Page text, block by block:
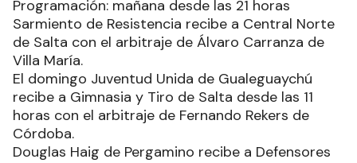
Programación: mañana desde las 21 horas
Sarmiento de Resistencia recibe a Central Norte
de Salta con el arbitraje de Álvaro Carranza de
Villa María.
El domingo Juventud Unida de Gualeguaychú
recibe a Gimnasia y Tiro de Salta desde las 11
horas con el arbitraje de Fernando Rekers de
Córdoba.
Douglas Haig de Pergamino recibe a Defensores